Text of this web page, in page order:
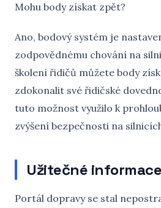
Mohu body získat zpět?
Ano, bodový systém je
zodpovědnému chování na
školení řidičů můžete body
zdokonalit své řidičské
tuto možnost využilo k
zvýšení bezpečnosti na
Užitečné informace
Portál dopravy se stal